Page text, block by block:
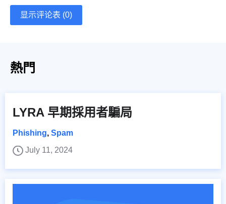
显示评论表 (0)
熱門
LYRA 早期採用者騙局
Phishing, Spam
July 11, 2024